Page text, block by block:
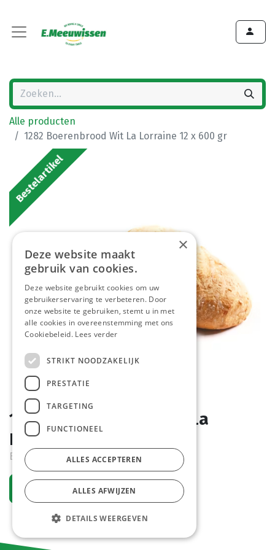
Alle producten
1282 Boerenbrood Wit La Lorraine 12 x 600 gr
Bestelartikel
1282 Boerenbrood Wit La
Lorraine 12 x 600 gr
Bestelartikel
Vraag een account aan
×
Deze website maakt
gebruik van cookies.
Deze website gebruikt cookies om uw
gebruikerservaring te verbeteren. Door
onze website te gebruiken, stemt u in met
alle cookies in overeenstemming met ons
Cookiebeleid. Lees verder
STRIKT NOODZAKELIJK
PRESTATIE
TARGETING
FUNCTIONEEL
ALLES ACCEPTEREN
ALLES AFWIJZEN
DETAILS WEERGEVEN